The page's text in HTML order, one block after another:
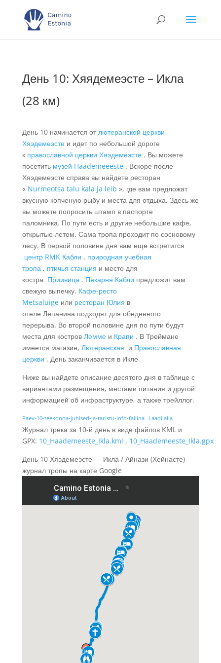
День 10: Хяядемеэсте – Икла
(28 км)
День 10 начинается отлютеранской церкви
Хяэдемеэстеи идет по небольшой дороге
к православной церкви Хяэдемеэсте. Вы можете
посетить музей Häädemeeeste. Вскоре после
Хяэдемеэсте справа вы найдете ресторан
« Nurmeotsa talu kala ja leib », где вам предложат
вкусную копченую рыбу и места для отдыха. Здесь же
вы можете попросить штамп в паспорте
паломника. По пути есть и другие небольшие кафе,
открытые летом. Сама тропа проходит по сосновому
лесу. В первой половине дня вам еще встретится
центр RMK Кабли , природная учебная
тропа, птичья станция и место для
костра Приивица. Пекарня Кабли предложит вам
свежую выпечку. Кафе-ресто
Metsaluigeили ресторан Юлия в
отеле Лепанина подходят для обеденного
перерыва. Во второй половине дня по пути будут
места для костров Леммеи Крапи . В Треймане
имеется магазин, Лютеранская и Православная
церкви . День заканчивается в Икле.
Ниже вы найдете описание десятого дня в таблице с
вариантами размещения, местами питания и другой
информацией об инфраструктуре, а также трейллог.
Paev-10-teekonna-juhised-ja-taristu-info-failina Laadi alla
Журнал трека за 10-й день в виде файлов KML и
GPX: 10_Haademeeste_Ikla.kml , 10_Haademeeste_Ikla.gpx
День 10 Хяэдемеэсте — Икла / Айнази (Хейнасте)
журнал тропы на карте Google